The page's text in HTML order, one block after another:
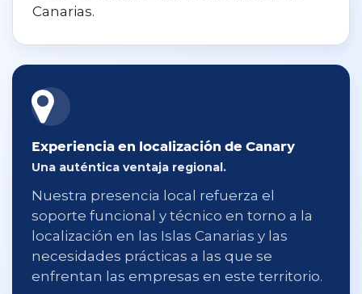
Canarias.
Experiencia en localización de Canary
Una auténtica ventaja regional.
Nuestra presencia local refuerza el
soporte funcional y técnico en torno a la
localización en las Islas Canarias y las
necesidades prácticas a las que se
enfrentan las empresas en este territorio.